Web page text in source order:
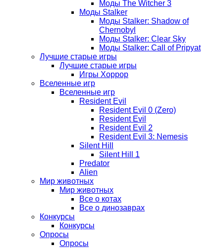
Моды The Witcher 3
Моды Stalker
Моды Stalker: Shadow of
Chernobyl
Моды Stalker: Clear Sky
Моды Stalker: Call of Pripyat
Лучшие старые игры
Лучшие старые игры
Игры Хоррор
Вселенные игр
Вселенные игр
Resident Evil
Resident Evil 0 (Zero)
Resident Evil
Resident Evil 2
Resident Evil 3: Nemesis
Silent Hill
Silent Hill 1
Predator
Alien
Мир животных
Мир животных
Все о котах
Все о динозаврах
Конкурсы
Конкурсы
Опросы
Опросы